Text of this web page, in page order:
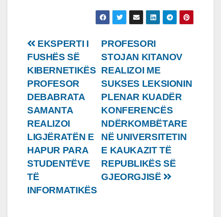
Lëvizje
te
postimet
PROFESORI
STOJAN KITANOV
REALIZOI ME
SUKSES LEKSIONIN
PLENAR KUADËR
KONFERENCËS
NDËRKOMBËTARE
NË UNIVERSITETIN
E KAUKAZIT TË
REPUBLIKËS SË
GJEORGJISË
EKSPERTI I
FUSHËS SË
KIBERNETIKËS
PROFESOR
DEBABRATA
SAMANTA
REALIZOI
LIGJËRATËN E
HAPUR PARA
STUDENTËVE
TË
INFORMATIKËS